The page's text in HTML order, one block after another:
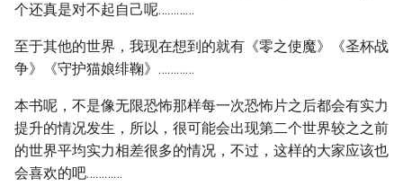
个还真是对不起自己呢…………
至于其他的世界，我现在想到的就有《零之使魔》《圣杯战
争》《守护猫娘绯鞠》…………
本书呢，不是像无限恐怖那样每一次恐怖片之后都会有实力
提升的情况发生，所以，很可能会出现第二个世界较之之前
的世界平均实力相差很多的情况，不过，这样的大家应该也
会喜欢的吧…………